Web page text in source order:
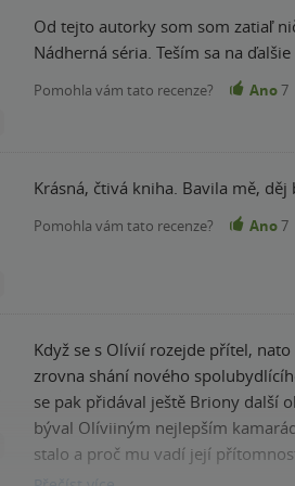
Od tejto autorky som som zatiaľ nič nečítala, ale môžem
Nádherná séria. Teším sa na ďalšie
Pomohla vám tato recenze? Ano7
Krásná, čtivá kniha. Bavila mě,
Pomohla vám tato recenze? Ano7
Když se s Olívií rozejde přítel,
zrovna shání nového
se pak přidával ještě Briony další
býval Olíviiným nejlepším
stalo a proč mu vadí její
kterého si pamatuje, její přítel, její